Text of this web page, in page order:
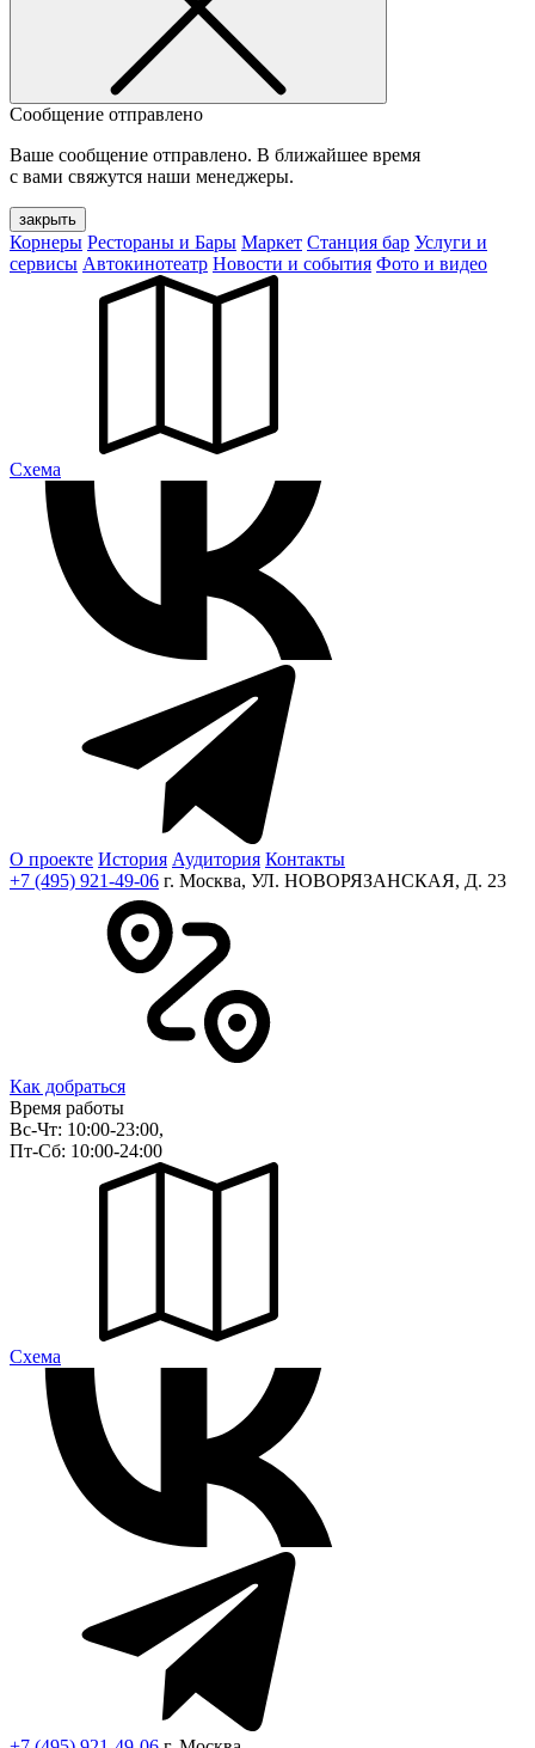
Сообщение отправлено
Ваше сообщение отправлено. В ближайшее время
с вами свяжутся наши менеджеры.
закрыть
Корнеры Рестораны и Бары Маркет Станция бар Услуги и
сервисы Автокинотеатр Новости и события Фото и видео
Cхема
О проекте История Аудитория Контакты
+7 (495) 921-49-06 г. Москва, УЛ. НОВОРЯЗАНСКАЯ, Д. 23
Как добраться
Время работы
Вс-Чт: 10:00-23:00,
Пт-Сб: 10:00-24:00
Cхема